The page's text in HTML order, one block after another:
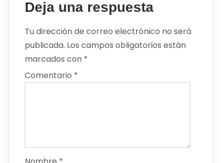
Deja una respuesta
Tu dirección de correo electrónico no será
publicada. Los campos obligatorios están
marcados con *
Comentario *